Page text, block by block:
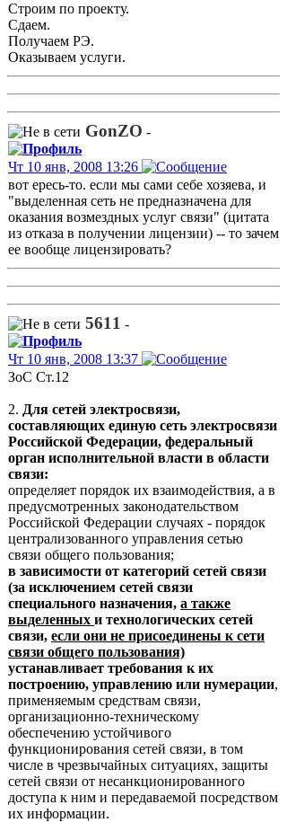
Строим по проекту.
Сдаем.
Получаем РЭ.
Оказываем услуги.
GonZO -
Чт 10 янв, 2008 13:26
вот ересь-то. если мы сами себе хозяева, и
"выделенная сеть не предназначена для
оказания возмездных услуг связи" (цитата
из отказа в получении лицензии) -- то зачем
ее вообще лицензировать?
5611 -
Чт 10 янв, 2008 13:37
ЗоС Ст.12
2. Для сетей электросвязи,
составляющих единую сеть электросвязи
Российской Федерации, федеральный
орган исполнительной власти в области
связи:
определяет порядок их взаимодействия, а в
предусмотренных законодательством
Российской Федерации случаях - порядок
централизованного управления сетью
связи общего пользования;
в зависимости от категорий сетей связи
(за исключением сетей связи
специального назначения, а также
выделенных и технологических сетей
связи, если они не присоединены к сети
связи общего пользования)
устанавливает требования к их
построению, управлению или нумерации,
применяемым средствам связи,
организационно-техническому
обеспечению устойчивого
функционирования сетей связи, в том
числе в чрезвычайных ситуациях, защиты
сетей связи от несанкционированного
доступа к ним и передаваемой посредством
их информации.